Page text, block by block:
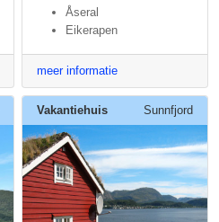
Åseral
Eikerapen
meer informatie
Vakantiehuis Sunnfjord